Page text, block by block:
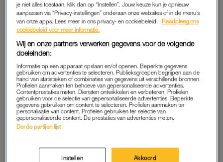
Singapore Airlines meldt dat er op dit moment nog 74
passagiers en 6 bemanningsleden in Bangkok zijn, inclusief
de carrier later op de dag alsnog naar Singapore. De meeste
TURBULENTIE
Het vliegtuig dat door de turbulentie werd getroffen, was
onderweg van Londen naar Singapore. Inzittenden hebben
verteld hoe mensen en spullen door de cabine werden
je niet alles toestaan, klik dan op “Instellen”. Jouw keuze kun je opnieuw
aanpassen via “Privacy-instellingen” onderaan onze websites of in de menu’s
van onze apps. Lees meer in ons privacy- en cookiebeleid.
Raadpleeg ons
cookiebeleid voor meer informatie.
Wij en onze partners verwerken gegevens voor de volgende
doeleinden:
Informatie op een apparaat opslaan en/of openen. Beperkte gegevens
gebruiken om advertenties te selecteren. Publieksgroepen begrijpen aan de
hand van statistieken of combinaties van gegevens uit verschillende bronnen.
Profielen aanmaken ten behoeve van gepersonaliseerde advertenties.
Contentprestaties meten. Diensten ontwikkelen en verbeteren. Profielen
gebruiken voor de selectie van gepersonaliseerde advertenties. Beperkte
gegevens gebruiken om content te selecteren. Profielen aanmaken ter
personalisatie van content. Profielen gebruiken ter selectie van
gepersonaliseerde content. De prestaties van advertenties meten.
Derde partijen lijst
Instellen Akkoord